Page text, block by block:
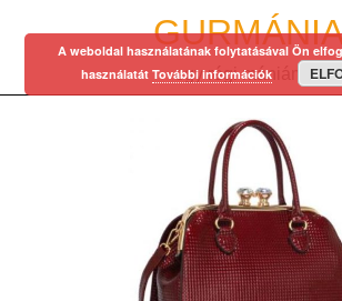
egy régi mániám…
A weboldal használatának folytatásával Ön
használatát További információk